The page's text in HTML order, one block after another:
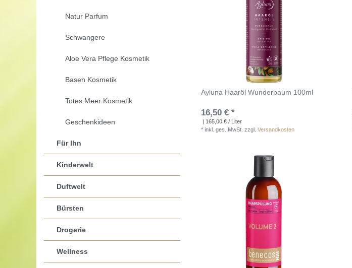
Natur Parfum
Schwangere
Aloe Vera Pflege Kosmetik
Basen Kosmetik
Totes Meer Kosmetik
Geschenkideen
Für Ihn
Kinderwelt
Duftwelt
Bürsten
Drogerie
Wellness
Ayluna Haaröl Wunderbaum 100ml
16,50 € *
| 165,00 € / Liter
*inkl. ges. MwSt. zzgl.Versandkosten